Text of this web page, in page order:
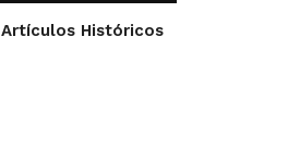
Artículos Históricos